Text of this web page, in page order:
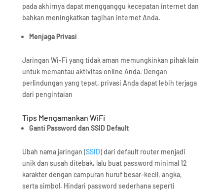
pada akhirnya dapat mengganggu kecepatan internet dan
bahkan meningkatkan tagihan internet Anda.
Menjaga Privasi
Jaringan Wi-Fi yang tidak aman memungkinkan pihak lain
untuk memantau aktivitas online Anda. Dengan
perlindungan yang tepat, privasi Anda dapat lebih terjaga
dari pengintaian
Tips Mengamankan WiFi
Ganti Password dan SSID Default
Ubah nama jaringan (SSID) dari default router menjadi
unik dan susah ditebak, lalu buat password minimal 12
karakter dengan campuran huruf besar-kecil, angka,
serta simbol. Hindari password sederhana seperti